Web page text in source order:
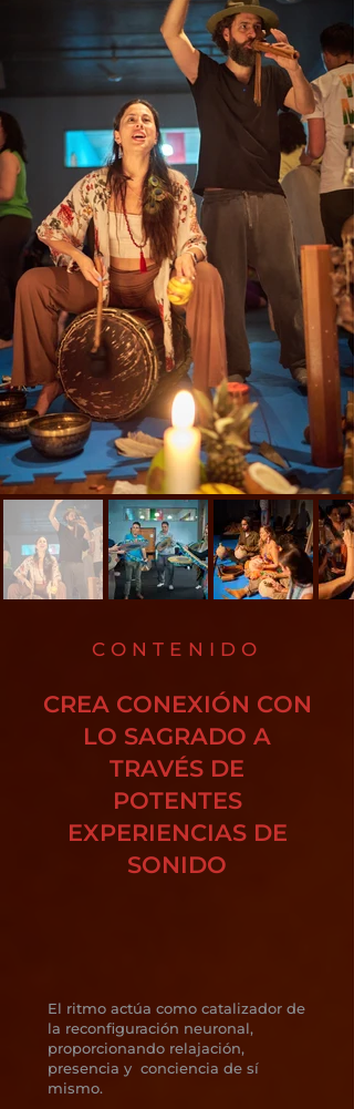
CONTENIDO
CREA CONEXIÓN CON
LO SAGRADO A
TRAVÉS DE
POTENTES
EXPERIENCIAS DE
SONIDO
El ritmo actúa como catalizador de
la reconfiguración neuronal,
proporcionando relajación,
presencia y conciencia de sí
mismo.